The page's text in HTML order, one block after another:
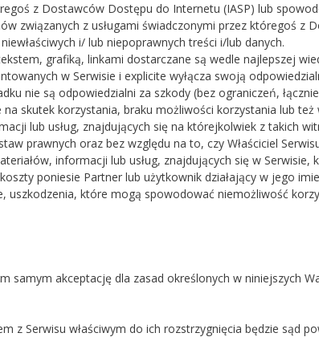
z Dostawców Dostępu do Internetu (IASP) lub
związanych z usługami świadczonymi przez któregoś z
i/ lub niepoprawnych treści i/lub danych.
grafiką, linkami dostarczane są wedle najlepszej
w Serwisie i explicite wyłącza swoją
nie są odpowiedzialni za szkody (bez ograniczeń,
skutek korzystania, braku możliwości korzystania lub
lub usług, znajdujących się na którejkolwiek z takich
prawnych oraz bez względu na to, czy Właściciel
informacji lub usług, znajdujących się w
poniesie Partner lub użytkownik działający w jego
uszkodzenia, które mogą spowodować niemożliwość
samym akceptację dla zasad określonych w niniejszych
z Serwisu właściwym do ich rozstrzygnięcia będzie sąd